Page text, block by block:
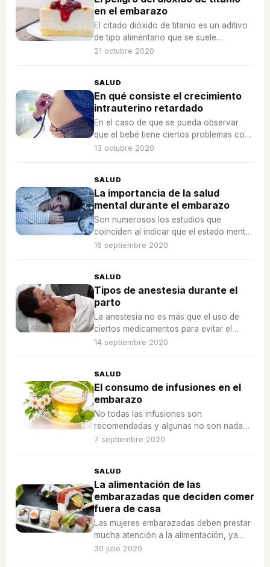
en el embarazo
El citado dióxido de titanio es un aditivo
de tipo alimentario que se suele
encontrar productos como son las
salsas.
21 octubre 2020
SALUD
En qué consiste el crecimiento
intrauterino retardado
En el caso de que se pueda observar
que el bebé tiene ciertos problemas con
el crecimiento, hay que hacerle un
13 octubre 2020
SALUD
La importancia de la salud
mental durante el embarazo
Son numerosos los estudios que
coinciden al indicar que el estado mental
y emocional de una madre es más
16 septiembre 2020
SALUD
Tipos de anestesia durante el
parto
La anestesia no es más que el uso de
ciertos medicamentos para evitar el
dolor durante una intervención
14 septiembre 2020
SALUD
El consumo de infusiones en el
embarazo
No todas las infusiones son
recomendadas y algunas no son nada
aconsejables, cuando la mujer se
7 septiembre 2020
SALUD
La alimentación de las
embarazadas que deciden comer
fuera de casa
Las mujeres embarazadas deben prestar
mucha atención a la alimentación, ya
que de la misma depende tanto su propia
30 julio 2020